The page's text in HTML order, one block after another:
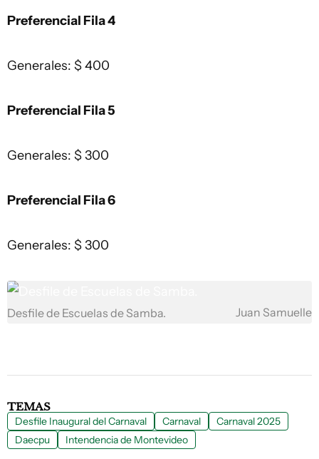
Preferencial Fila 4
Generales: $ 400
Preferencial Fila 5
Generales: $ 300
Preferencial Fila 6
Generales: $ 300
Desfile de Escuelas de Samba. Juan Samuelle
TEMAS
Desfile Inaugural del Carnaval Carnaval
Carnaval 2025
Daecpu
Intendencia de Montevideo